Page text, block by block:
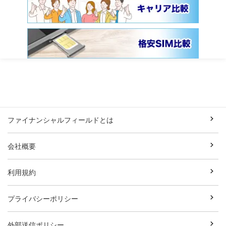
ファイナンシャルフィールドとは
会社概要
利用規約
プライバシーポリシー